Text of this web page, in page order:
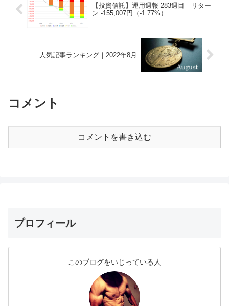
【投資信託】運用週報 283週目｜リター
ン -155,007円（-1.77%）
人気記事ランキング｜2022年8月
コメント
コメントを書き込む
プロフィール
このブログをいじっている人